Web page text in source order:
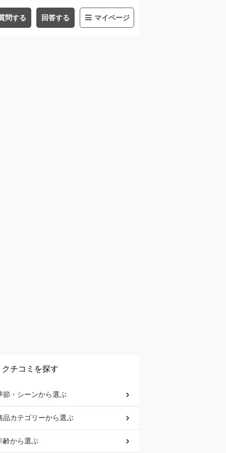
問する 回答する マイページ
クチコミを探す
節・シーンから選ぶ
品カテゴリーから選ぶ
齢から選ぶ